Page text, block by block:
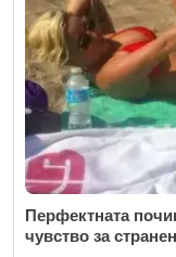
Перфектната
чувство за